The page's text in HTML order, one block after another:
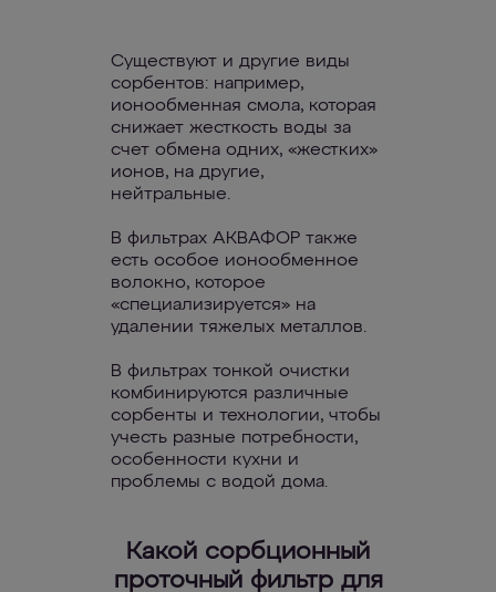
Существуют и другие виды
сорбентов: например,
ионообменная смола, которая
снижает жесткость воды за
счет обмена одних, «жестких»
ионов, на другие,
нейтральные.
В фильтрах АКВАФОР также
есть особое ионообменное
волокно, которое
«специализируется» на
удалении тяжелых металлов.
В фильтрах тонкой очистки
комбинируются различные
сорбенты и технологии, чтобы
учесть разные потребности,
особенности кухни и
проблемы с водой дома.
Какой сорбционный
проточный фильтр для